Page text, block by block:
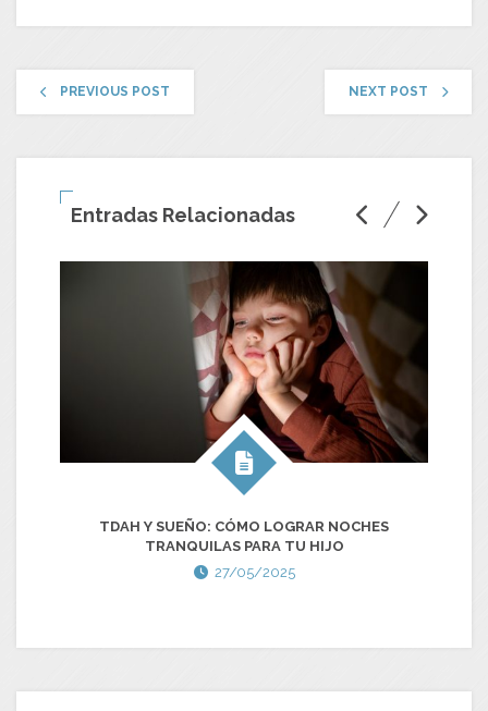
PREVIOUS POST NEXT POST
Entradas Relacionadas
TDAH Y SUEÑO: CÓMO LOGRAR NOCHES
TRANQUILAS PARA TU HIJO
27/05/2025